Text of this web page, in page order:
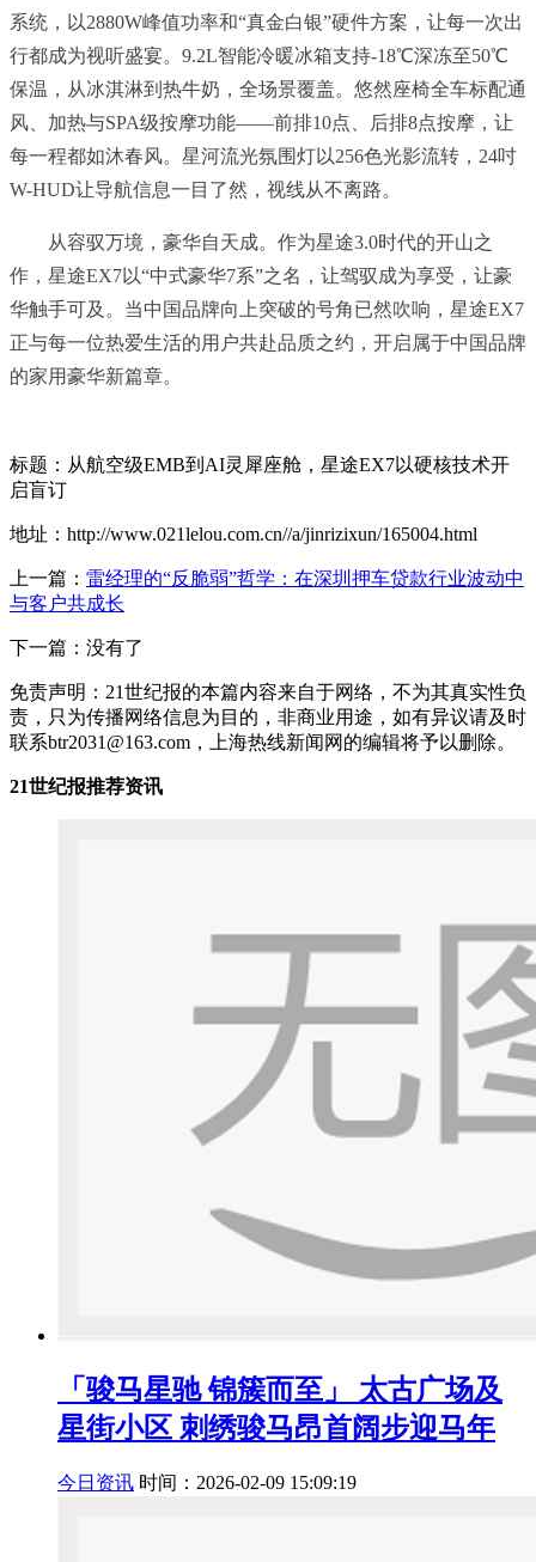
系统，以2880W峰值功率和“真金白银”硬件方案，让每一次出
行都成为视听盛宴。9.2L智能冷暖冰箱支持-18℃深冻至50℃
保温，从冰淇淋到热牛奶，全场景覆盖。悠然座椅全车标配通
风、加热与SPA级按摩功能——前排10点、后排8点按摩，让
每一程都如沐春风。星河流光氛围灯以256色光影流转，24吋
W-HUD让导航信息一目了然，视线从不离路。
从容驭万境，豪华自天成。作为星途3.0时代的开山之
作，星途EX7以“中式豪华7系”之名，让驾驭成为享受，让豪
华触手可及。当中国品牌向上突破的号角已然吹响，星途EX7
正与每一位热爱生活的用户共赴品质之约，开启属于中国品牌
的家用豪华新篇章。
标题：从航空级EMB到AI灵犀座舱，星途EX7以硬核技术开
启盲订
地址：http://www.021lelou.com.cn//a/jinrizixun/165004.html
上一篇： 雷经理的“反脆弱”哲学：在深圳押车贷款行业波动中
与客户共成长
下一篇：没有了
免责声明：21世纪报的本篇内容来自于网络，不为其真实性负
责，只为传播网络信息为目的，非商业用途，如有异议请及时
联系btr2031@163.com，上海热线新闻网的编辑将予以删除。
21世纪报推荐资讯
「骏马星驰 锦簇而至」 太古广场及
星街小区 刺绣骏马昂首阔步迎马年
今日资讯 时间：2026-02-09 15:09:19